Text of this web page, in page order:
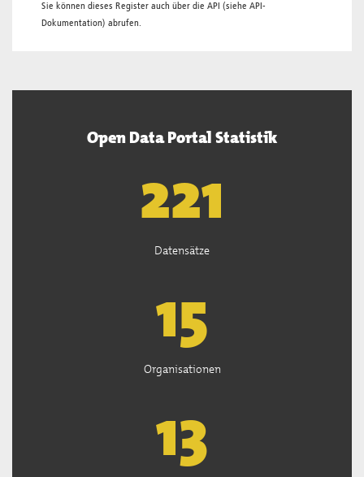
Sie können dieses Register auch über die API (siehe API-
Dokumentation) abrufen.
Open Data Portal Statistik
222
Datensätze
15
Organisationen
13